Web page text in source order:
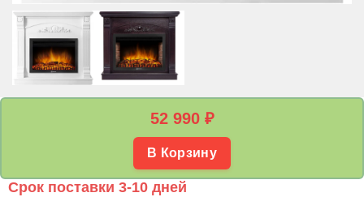
52 990 ₽
В Корзину
Срок поставки 3-10 дней